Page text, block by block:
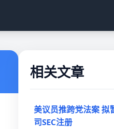
相关文章
美议员推跨党法案 拟
司SEC注册